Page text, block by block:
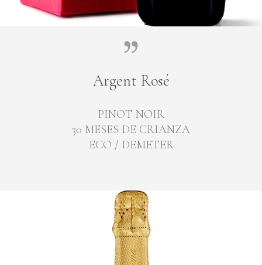
Argent Rosé
PINOT NOIR
30 MESES DE CRIANZA
ECO / DEMETER